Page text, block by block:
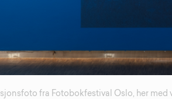
fra Fotobokfestival Oslo, her med